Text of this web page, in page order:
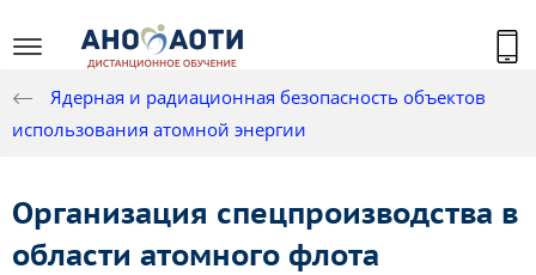
Ядерная и радиационная безопасность объектов
использования атомной энергии
Организация спецпроизводства в
области атомного флота